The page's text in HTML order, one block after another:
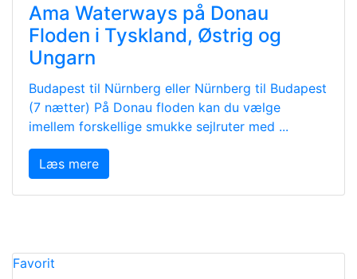
Ama Waterways på Donau
Floden i Tyskland, Østrig og
Ungarn
Budapest til Nürnberg eller Nürnberg til Budapest
(7 nætter) På Donau floden kan du vælge
imellem forskellige smukke sejlruter med ...
Læs mere
Favorit